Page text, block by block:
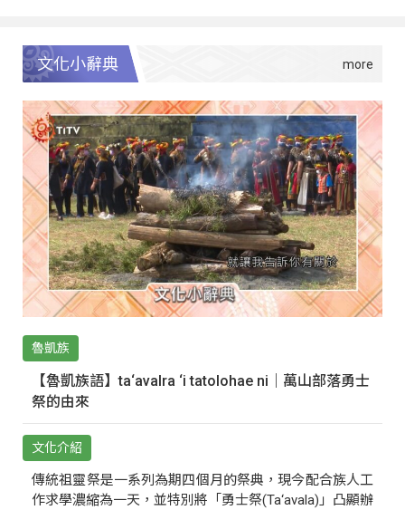
文化小辭典
魯凱族
【魯凱族語】ta‘avalra ‘i tatolohae ni｜萬山部落勇士
祭的由來
文化介紹
傳統祖靈祭是一系列為期四個月的祭典，現今配合族人工
作求學濃縮為一天，並特別將「勇士祭(Ta‘avala)」凸顯辦